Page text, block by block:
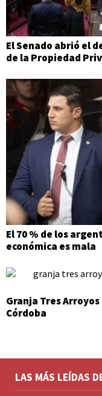
El Senado abrió el
de la Propiedad
El 70 % de los
económica es mala
Granja Tres
Córdoba
LAS MÁS LEÍDAS